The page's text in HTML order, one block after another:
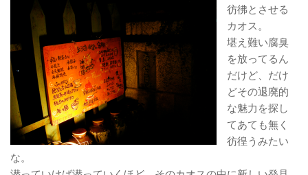
彷彿とさせる
カオス。
堪え難い腐臭
を放ってるん
だけど、だけ
どその退廃的
な魅力を探し
てあても無く
彷徨うみたい
な。